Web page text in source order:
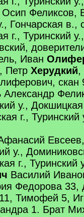
Осип Феликсов,
Гончарская в.,
г., Туринский
Иван
, Петр Херудкий,
скан
Александр
у.,
г., Туринский
у.,
г., Туринский
Василий
Федорова 33,
Тимофей 5,
1. Брат